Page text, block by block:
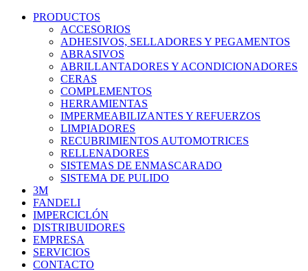
PRODUCTOS
ACCESORIOS
ADHESIVOS, SELLADORES Y PEGAMENTOS
ABRASIVOS
ABRILLANTADORES Y ACONDICIONADORES
CERAS
COMPLEMENTOS
HERRAMIENTAS
IMPERMEABILIZANTES Y REFUERZOS
LIMPIADORES
RECUBRIMIENTOS AUTOMOTRICES
RELLENADORES
SISTEMAS DE ENMASCARADO
SISTEMA DE PULIDO
3M
FANDELI
IMPERCICLÓN
DISTRIBUIDORES
EMPRESA
SERVICIOS
CONTACTO